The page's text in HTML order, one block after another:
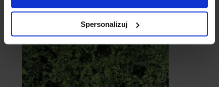
Spersonalizuj